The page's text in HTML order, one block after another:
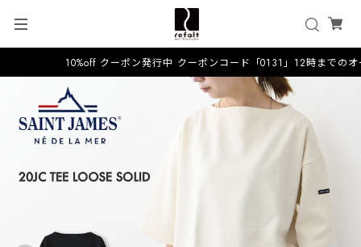
10%off クーポン発行中 クーポンコード「0131」12時までの